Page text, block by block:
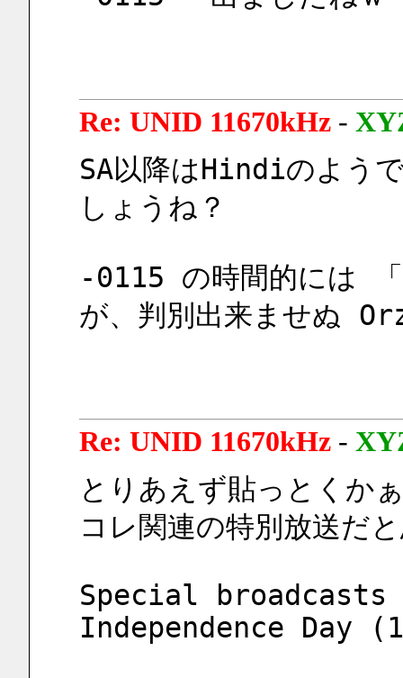
Re: UNID 11670kHz-
SA以降はHindiのよう
しょうね？
-0115 の時間的には
が、判別出来ませぬ
Re: UNID 11670kHz-
とりあえず貼っとくか
コレ関連の特別放送だ
Special
Independence Day